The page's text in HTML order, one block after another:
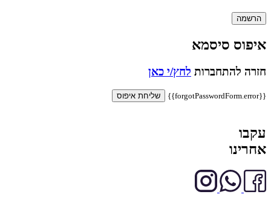
הרשמה
איפוס סיסמא
חזרה להתחברות לחץ/י כאן
{{forgotPasswordForm.error}} שליחת איפוס
עקבו
אחרינו